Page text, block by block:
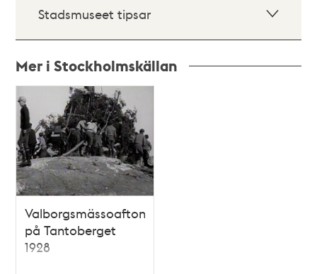
Stadsmuseet tipsar
Mer i Stockholmskällan
Relaterade
poster
och
teman
Valborgsmässoafton
på Tantoberget
1928